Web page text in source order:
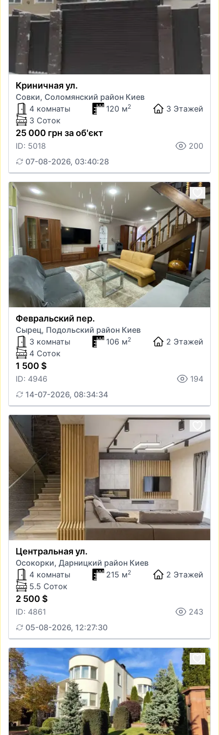
Криничная ул.
Совки, Соломянский район Киев
4 комнаты
120 м2
3 Этажей
3 Соток
25 000 грн за об'єкт
ID: 5018
200
07-08-2026, 03:40:28
Февральский пер.
Сырец, Подольский район Киев
3 комнаты
106 м2
2 Этажей
4 Соток
1 500 $
ID: 4946
194
14-07-2026, 08:34:34
Центральная ул.
Осокорки, Дарницкий район Киев
4 комнаты
215 м2
2 Этажей
5.5 Соток
2 500 $
ID: 4861
243
05-08-2026, 12:27:30